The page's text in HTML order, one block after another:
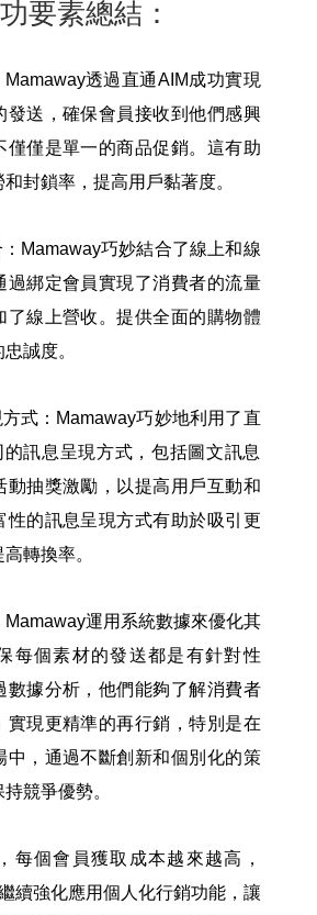
要素總結：
透過直通AIM成功實現
發送，確保會員接收到他們感興
僅僅是單一的商品促銷。這有助
封鎖率，提高用戶黏著度。
Mamaway巧妙結合了線上和線
過綁定會員實現了消費者的流量
了線上營收。提供全面的購物體
誠度。
式：Mamaway巧妙地利用了直
訊息呈現方式，包括圖文訊息
動抽獎激勵，以提高用戶互動和
性的訊息呈現方式有助於吸引更
轉換率。
運用系統數據來優化其
每個素材的發送都是有針對性
數據分析，他們能夠了解消費者
實現更精準的再行銷，特別是在
中，通過不斷創新和個別化的策
競爭優勢。
每個會員獲取成本越來越高，
續強化應用個人化行銷功能，讓